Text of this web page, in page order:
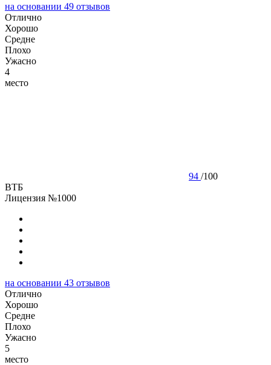
на основании 49 отзывов
Отлично
Хорошо
Cредне
Плохо
Ужасно
4
место
94 /100
ВТБ
Лицензия №1000
на основании 43 отзывов
Отлично
Хорошо
Cредне
Плохо
Ужасно
5
место